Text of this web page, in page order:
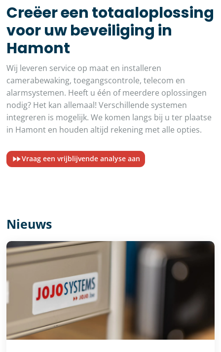
Creëer een totaaloplossing
voor uw beveiliging in
Hamont
Wij leveren service op maat en installeren
camerabewaking, toegangscontrole, telecom en
alarmsystemen. Heeft u één of meerdere oplossingen
nodig? Het kan allemaal! Verschillende systemen
integreren is mogelijk. We komen langs bij u ter plaatse
in Hamont en houden altijd rekening met alle opties.
Vraag een vrijblijvende analyse aan
Nieuws